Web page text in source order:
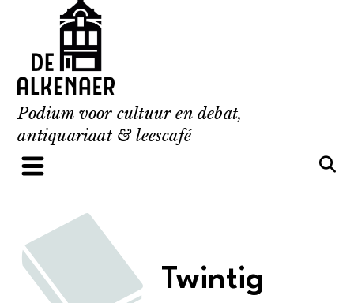
content
Podium voor cultuur en debat,
antiquariaat & leescafé
Twintig